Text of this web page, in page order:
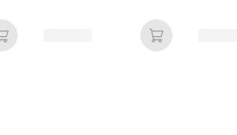
Ajouter au panier Ajouter au